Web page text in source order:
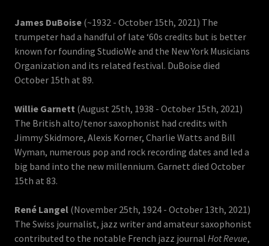
James DuBoise (~1932 - October 15th, 2021) The
trumpeter had a handful of late ‘60s credits but is better
known for founding StudioWe and the New York Musicians
Organization and its related festival. DuBoise died
October 15th at 89.
Willie Garnett (August 25th, 1938 - October 15th, 2021)
The British alto/tenor saxophonist had credits with
Jimmy Skidmore, Alexis Korner, Charlie Watts and Bill
Wyman, numerous pop and rock recording dates and led a
big band into the new millennium. Garnett died October
15th at 83.
René Langel (November 25th, 1924 - October 13th, 2021)
The Swiss journalist, jazz writer and amateur saxophonist
contributed to the notable French jazz journal Hot Revue,